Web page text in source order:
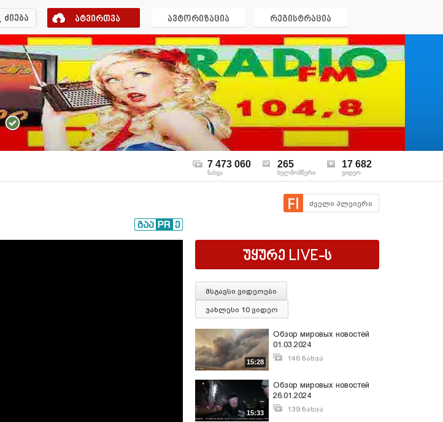
ატვირთვა ავტორიზაცია რეგისტრაცია
7 473 060
ნახვა
265
ხელმომწერი
17 682
ვიდეო
ძველი პლეიერი
უყურე LIVE-ს
მსგავსი ვიდეოები
უახლესი 10 ვიდეო
15:28
Обзор мировых новостей
01.03.2024
146 ნახვა
15:33
Обзор мировых новостей
26.01.2024
139 ნახვა